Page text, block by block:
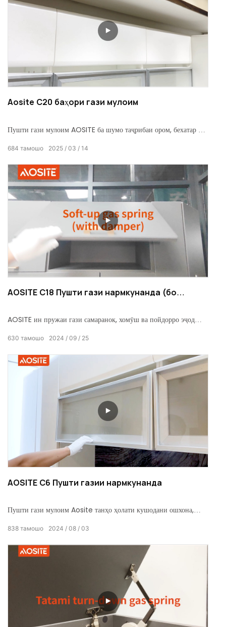
Aosite C20 баҳори гази мулоим
Пушти гази мулоим AOSITE ба шумо таҷрибаи ором, бехатар ва
халалдоршавии садо хайрухуш кунед ва аз хатарҳои бехатарӣ
дурӣ ҷӯед, аз ҳаёти осоишта ва бароҳати хона лаззат баред.
2025 03 14
684 тамошо
AOSITE C18 Пушти гази нармкунанда (бо
AOSITE ин пружаи гази самаранок, хомӯш ва пойдорро эҷод
2024 09 25
630 тамошо
AOSITE C6 Пушти газии нармкунанда
Пушти гази мулоим Aosite танҳо ҳолати кушодани ошхона,
зам мекунад.
2024 08 03
838 тамошо